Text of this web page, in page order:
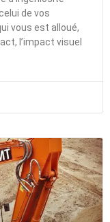
de vos
vous est alloué,
l’impact visuel